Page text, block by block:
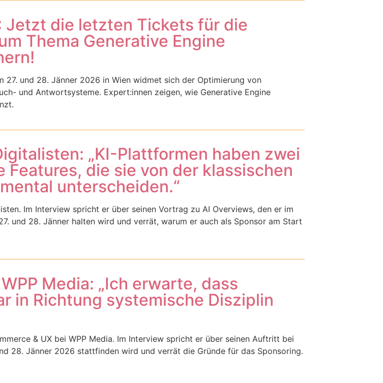
Jetzt die letzten Tickets für die
Thema Generative Engine
27. und 28. Jänner 2026 in Wien widmet sich der Optimierung von
und Antwortsysteme. Expert:innen zeigen, wie Generative Engine
„KI-Plattformen haben zwei
Features, die sie von der klassischen
unterscheiden.“
Im Interview spricht er über seinen Vortrag zu AI Overviews, den er im
und 28. Jänner halten wird und verrät, warum er auch als Sponsor am Start
Media: „Ich erwarte, dass
in Richtung systemische Disziplin
& UX bei WPP Media. Im Interview spricht er über seinen Auftritt bei
28. Jänner 2026 stattfinden wird und verrät die Gründe für das Sponsoring.